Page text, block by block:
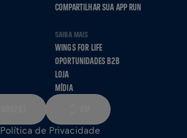
COMPARTILHAR SUA APP RUN
SAIBA MAIS
WINGS FOR LIFE
OPORTUNIDADES B2B
LOJA
MÍDIA
Política de Privacidade